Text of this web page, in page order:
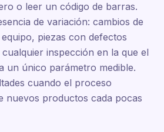
o leer un código de barras.
de variación: cambios de
piezas con defectos
inspección en la que el
un único parámetro medible.
cuando el proceso
nuevos productos cada pocas